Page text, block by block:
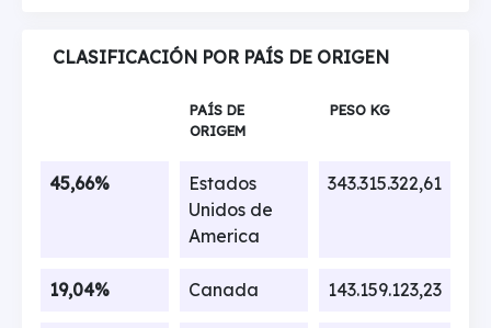
CLASIFICACIÓN POR PAÍS DE ORIGEN
PAÍS DE
ORIGEM
PESO KG
45,66%
Estados
Unidos de
America
343.315.322,61
19,04% Canada 143.159.123,23